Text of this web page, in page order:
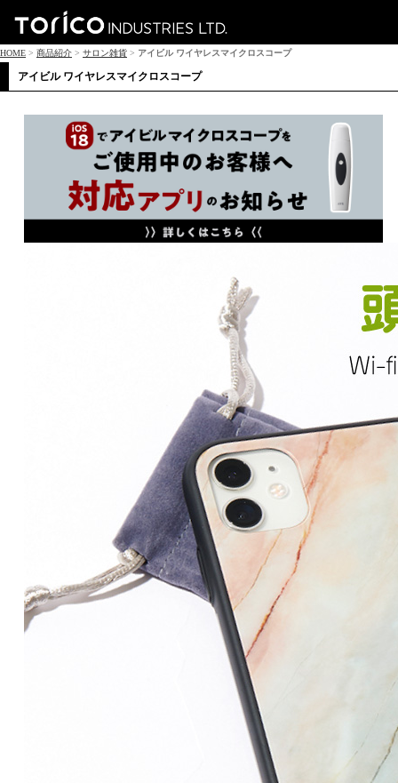
HOME > 商品紹介 > サロン雑貨 > アイビル ワイヤレスマイクロスコープ
アイビル ワイヤレスマイクロスコープ